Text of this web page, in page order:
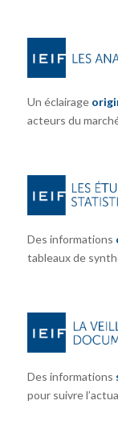
Un éclairage
acteurs du
Des informations
tableaux de
Des informations
pour suivre